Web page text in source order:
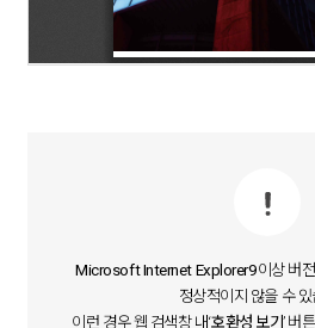
Microsoft Internet Explorer9이상 버
정상적이지 않을 수 있
이런 경우 웹 검색창 내‘호환성 보기’ 버